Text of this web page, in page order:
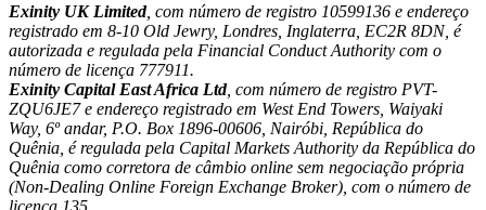
Exinity UK Limited, com número de registro 10599136 e endereço
registrado em 8-10 Old Jewry, Londres, Inglaterra, EC2R 8DN, é
autorizada e regulada pela Financial Conduct Authority com o
número de licença 777911.
Exinity Capital East Africa Ltd, com número de registro PVT-
ZQU6JE7 e endereço registrado em West End Towers, Waiyaki
Way, 6º andar, P.O. Box 1896-00606, Nairóbi, República do
Quênia, é regulada pela Capital Markets Authority da República do
Quênia como corretora de câmbio online sem negociação própria
(Non-Dealing Online Foreign Exchange Broker), com o número de
licença 135.